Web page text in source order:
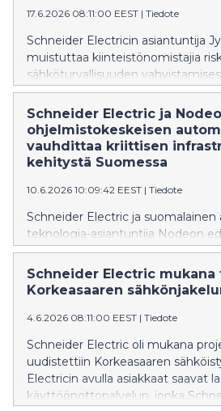
17.6.2026 08:11:00 EEST | Tiedote
Schneider Electricin asiantuntija
muistuttaa kiinteistönomistajia
sähköturvallisuuden
ehkäistä tulipalon syttyminen.
voivat pelastaa merkittäviltä
Schneider Electric ja
ohjelmistokeskeisen
vauhdittaa kriittisen
kehitystä Suomessa
10.6.2026 10:09:42 EEST | Tiedote
Schneider Electric ja suomalainen
teknologia-asiantuntija Nodeon
yhteistyötään tavoitteena
infrastruktuurin automaatiota,
huoltovarmuutta ja vastata
digitalisaatiovaatimuksiin.
roolissa on ohjelmistokeskeinen
perustuvat ratkaisut.
Schneider Electric mukana
Korkeasaaren
4.6.2026 08:11:00 EEST | Tiedote
Schneider Electric oli mukana
uudistettiin Korkeasaaren
Electricin avulla asiakkaat saavat
käyttöönottopalvelun, jonka